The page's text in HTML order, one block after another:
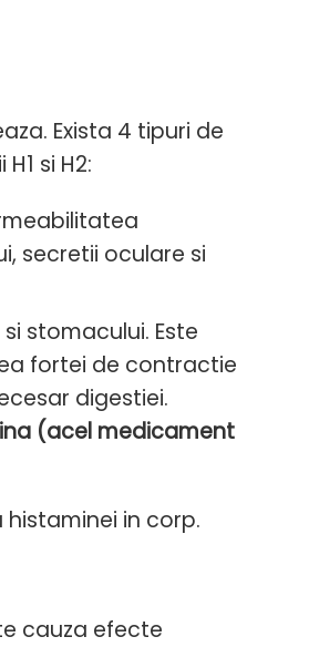
Exista 4 tipuri de
si H2:
secretii oculare si
stomacului. Este
fortei de contractie
digestiei.
(acel medicament
in corp.
cauza efecte